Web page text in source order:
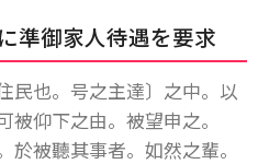
準御家人待遇を要求
民也。号之主達〕之中。以
仰下之由。被望申之。
被聽其事者。如然之輩。